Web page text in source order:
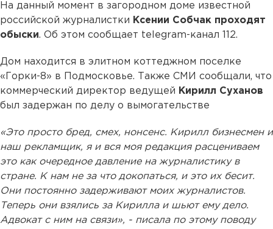
На данный момент в загородном доме известной
российской журналистки Ксении Собчак проходят
обыски. Об этом сообщает telegram-канал 112.
Дом находится в элитном коттеджном поселке
«Горки-8» в Подмосковье. Также СМИ сообщали, что
коммерческий директор ведущей Кирилл Суханов
был задержан по делу о вымогательстве
«Это просто бред, смех, нонсенс. Кирилл бизнесмен и
наш рекламщик, я и вся моя редакция расцениваем
это как очередное давление на журналистику в
стране. К нам не за что докопаться, и это их бесит.
Они постоянно задерживают моих журналистов.
Теперь они взялись за Кирилла и шьют ему дело.
Адвокат с ним на связи», - писала по этому поводу